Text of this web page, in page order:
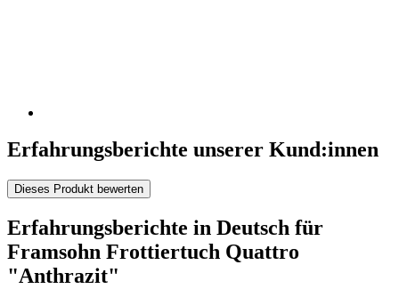
Erfahrungsberichte unserer Kund:innen
Dieses Produkt bewerten
Erfahrungsberichte in Deutsch für
Framsohn Frottiertuch Quattro
"Anthrazit"